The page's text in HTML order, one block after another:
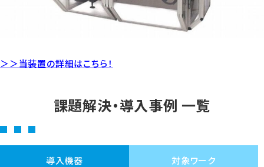
＞＞当装置の詳細はこちら！
課題解決・導入事例 一覧
導入機器 対象ワーク